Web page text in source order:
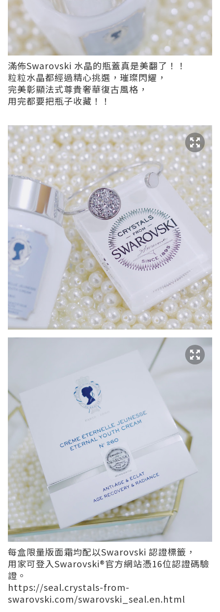
滿佈Swarovski 水晶的瓶蓋真是美翻了！！
粒粒水晶都經過精心挑選，璀璨閃耀，
完美彰顯法式尊貴奢華復古風格，
用完都要把瓶子收藏！！
每盒限量版面霜均配以Swarovski 認證標籤，
用家可登入Swarovski®官方網站憑16位認證碼驗
證。
https://seal.crystals-from-
swarovski.com/swarovski_seal.en.html